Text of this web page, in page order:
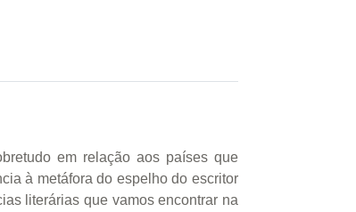
em relação aos países que
à metáfora do espelho do escritor
literárias que vamos encontrar na